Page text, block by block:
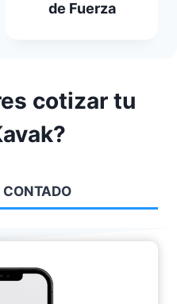
de Fuerza
cotizar tu
CONTADO